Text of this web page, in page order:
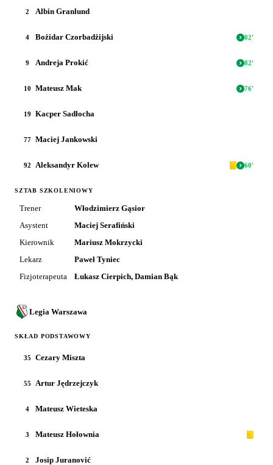
2 Albin Granlund
4 Bożidar Czorbadżijski 82'
9 Andreja Prokić 82'
10 Mateusz Mak 76'
19 Kacper Sadłocha
77 Maciej Jankowski
92 Aleksandyr Kolew 60'
SZTAB SZKOLENIOWY
Trener
Włodzimierz Gąsior
Asystent
Maciej Serafiński
Kierownik
Mariusz Mokrzycki
Lekarz
Paweł Tyniec
Fizjoterapeuta
Łukasz Cierpich, Damian Bąk
Legia Warszawa
SKŁAD PODSTAWOWY
35 Cezary Miszta
55 Artur Jędrzejczyk
4 Mateusz Wieteska
3 Mateusz Hołownia
2 Josip Juranović